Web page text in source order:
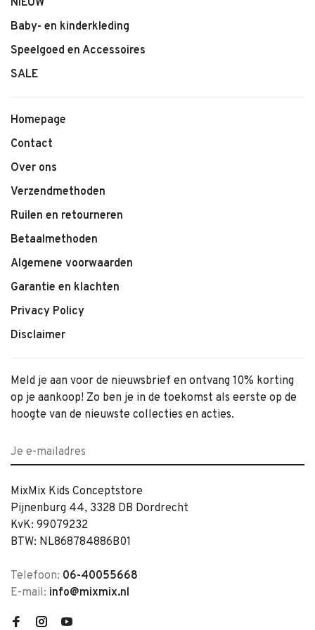
NIEUW
Baby- en kinderkleding
Speelgoed en Accessoires
SALE
Homepage
Contact
Over ons
Verzendmethoden
Ruilen en retourneren
Betaalmethoden
Algemene voorwaarden
Garantie en klachten
Privacy Policy
Disclaimer
Meld je aan voor de nieuwsbrief en ontvang 10% korting
op je aankoop! Zo ben je in de toekomst als eerste op de
hoogte van de nieuwste collecties en acties.
MixMix Kids Conceptstore
Pijnenburg 44, 3328 DB Dordrecht
KvK: 99079232
BTW: NL868784886B01
Telefoon: 06-40055668
E-mail: info@mixmix.nl